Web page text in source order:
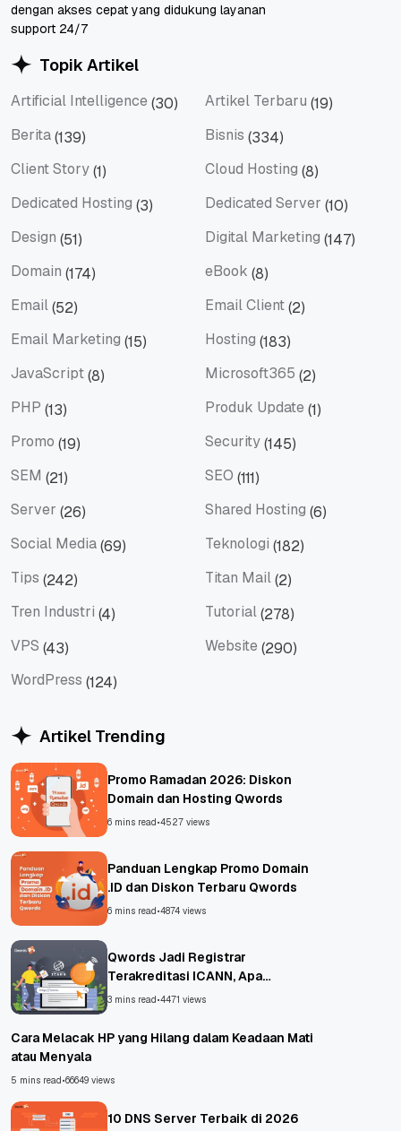
dengan akses cepat yang didukung layanan
support 24/7
Topik Artikel
Artificial Intelligence (30) Artikel Terbaru (19)
Berita(139) Bisnis (334)
Client Story(1) Cloud Hosting (8)
Dedicated Hosting (3) Dedicated Server (10)
Design (51) Digital Marketing (147)
Domain (174) eBook (8)
Email(52) Email Client(2)
Email Marketing (15) Hosting (183)
JavaScript(8) Microsoft365 (2)
PHP (13) Produk Update (1)
Promo (19) Security(145)
SEM (21) SEO (111)
Server (26) Shared Hosting (6)
Social Media(69) Teknologi (182)
Tips (242) Titan Mail(2)
Tren Industri (4) Tutorial(278)
VPS (43) Website (290)
WordPress (124)
Artikel Trending
Promo Ramadan 2026: Diskon
Domain dan Hosting Qwords
6 mins read•4527 views
Panduan Lengkap Promo Domain
.ID dan Diskon Terbaru Qwords
6 mins read•4874 views
Qwords Jadi Registrar
Terakreditasi ICANN, Apa
Untungnya?
3 mins read•4471 views
Cara Melacak HP yang Hilang dalam Keadaan Mati
atau Menyala
5 mins read•66649 views
10 DNS Server Terbaik di 2026